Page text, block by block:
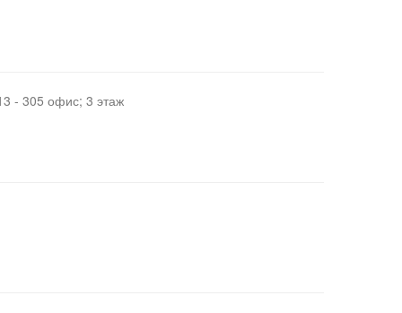
- 305 офис; 3 этаж